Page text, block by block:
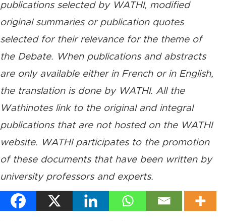
publications selected by WATHI, modified
original summaries or publication quotes
selected for their relevance for the theme of
the Debate. When publications and abstracts
are only available either in French or in English,
the translation is done by WATHI. All the
Wathinotes link to the original and integral
publications that are not hosted on the WATHI
website. WATHI participates to the promotion
of these documents that have been written by
university professors and experts.